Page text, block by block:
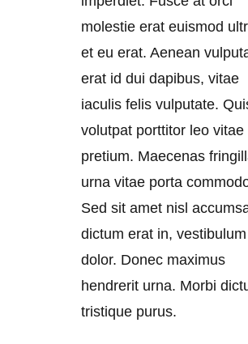
molestie erat euismod
et eu erat. Aenean
erat id dui dapibus, vitae
iaculis felis vulputate.
volutpat porttitor leo vitae
pretium. Maecenas
urna vitae porta
Sed sit amet nisl
dictum erat in, vestibulum
dolor. Donec maximus
hendrerit urna. Morbi
tristique purus.